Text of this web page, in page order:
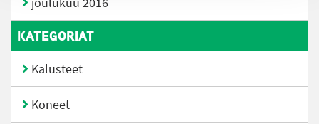
KATEGORIAT
Kalusteet
Koneet